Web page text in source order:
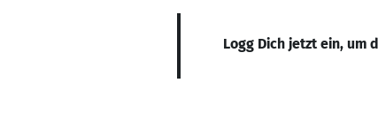
Logg Dich jetzt ein, um